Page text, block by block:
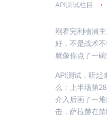
API测试栏目
刚看完利物浦
好，不是战术
就像你点了一
API测试，听起
么：上半场第
介入后画了一
击，萨拉赫在